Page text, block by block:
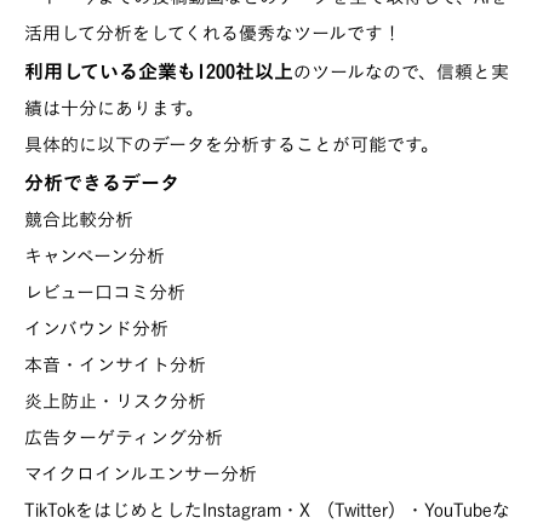
活用して分析をしてくれる優秀なツールです！
利用している企業も1200社以上のツールなので、信頼と実
績は十分にあります。
具体的に以下のデータを分析することが可能です。
分析できるデータ
競合比較分析
キャンペーン分析
レビュー口コミ分析
インバウンド分析
本音・インサイト分析
炎上防止・リスク分析
広告ターゲティング分析
マイクロインルエンサー分析
TikTokをはじめとしたInstagram・X （Twitter）・YouTubeな